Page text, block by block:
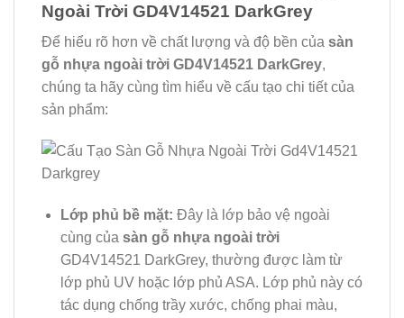
Ngoài Trời GD4V14521 DarkGrey
Để hiểu rõ hơn về chất lượng và độ bền của sàn
gỗ nhựa ngoài trời GD4V14521 DarkGrey,
chúng ta hãy cùng tìm hiểu về cấu tạo chi tiết của
sản phẩm:
Lớp phủ bề mặt: Đây là lớp bảo vệ ngoài
cùng của sàn gỗ nhựa ngoài trời
GD4V14521 DarkGrey, thường được làm từ
lớp phủ UV hoặc lớp phủ ASA. Lớp phủ này có
tác dụng chống trầy xước, chống phai màu,